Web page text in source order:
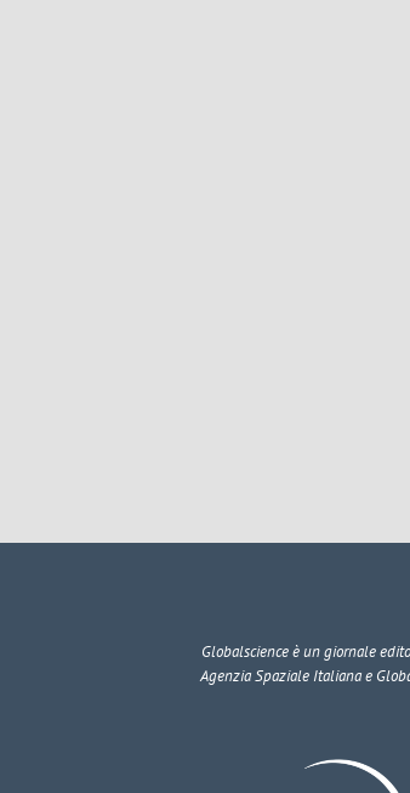
Globalscienceè un giornale
Agenzia Spaziale Italiana e